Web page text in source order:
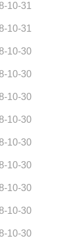
10-31
10-31
10-30
10-30
10-30
10-30
10-30
10-30
10-30
10-30
10-30